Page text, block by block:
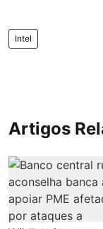
Intel
Artigos